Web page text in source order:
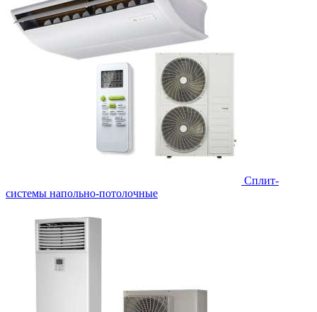
Сплит-
системы напольно-потолочные